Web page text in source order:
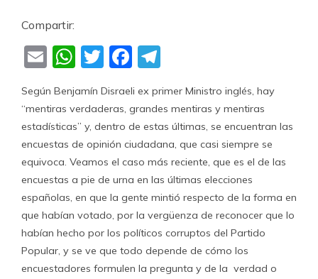
Compartir:
EmailWhatsApp
TwitterFacebook
Según Benjamín Disraeli ex primer Ministro inglés, hay
“mentiras verdaderas, grandes mentiras y mentiras
estadísticas” y, dentro de estas últimas, se encuentran las
encuestas de opinión ciudadana, que casi siempre se
equivoca. Veamos el caso más reciente, que es el de las
encuestas a pie de urna en las últimas elecciones
españolas, en que la gente mintió respecto de la forma en
que habían votado, por la vergüenza de reconocer que lo
habían hecho por los políticos corruptos del Partido
Popular, y se ve que todo depende de cómo los
encuestadores formulen la pregunta y de la verdad o